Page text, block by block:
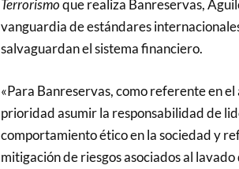
Terrorismoque realiza Banreservas,
vanguardia de estándares
salvaguardan el sistema financiero.
«Para Banreservas, como referente en
prioridad asumir la responsabilidad de
comportamiento ético en la sociedad y
mitigación de riesgos asociados al